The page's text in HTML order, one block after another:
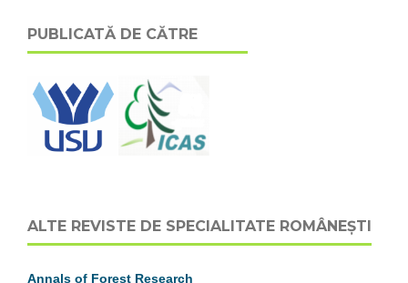
PUBLICATĂ DE CĂTRE
ALTE REVISTE DE SPECIALITATE ROMÂNEȘTI
Annals of Forest Research